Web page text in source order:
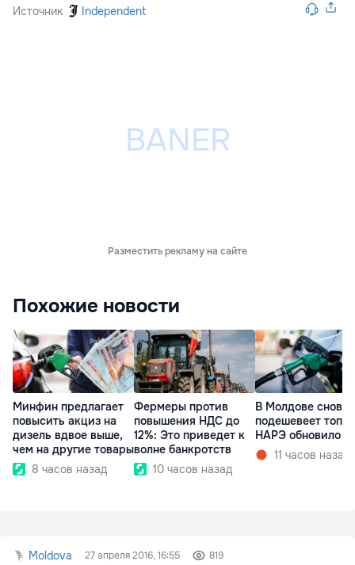
Источник Independent
Разместить рекламу на сайте
Похожие новости
Минфин предлагает
повысить акциз на
дизель вдвое выше,
чем на другие товары
8 часов назад
Фермеры против
повышения НДС до
12%: Это приведет к
волне банкротств
10 часов назад
В Молдове снова
подешевеет
НАРЭ обновило
11 часов назад
Moldova 27 апреля 2016, 16:55 819